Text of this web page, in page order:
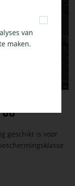
geschikt is voor
van
maken.